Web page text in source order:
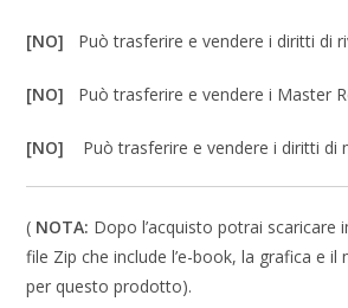
[NO] Può trasferire e vendere i diritti di
[NO] Può trasferire e vendere i Master
[NO] Può trasferire e vendere i diritti di
( NOTA: Dopo l’acquisto potrai scaricare
file Zip che include l’e-book, la grafica e il
per questo prodotto).